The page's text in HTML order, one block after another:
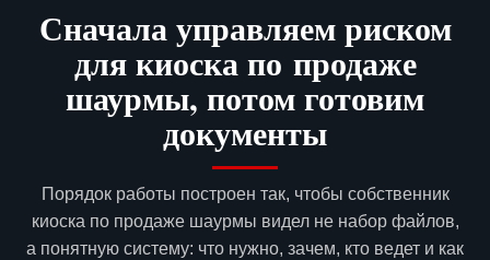
Сначала управляем риском
для киоска по продаже
шаурмы, потом готовим
документы
Порядок работы построен так, чтобы собственник
киоска по продаже шаурмы видел не набор файлов,
а понятную систему: что нужно, зачем, кто ведет и как